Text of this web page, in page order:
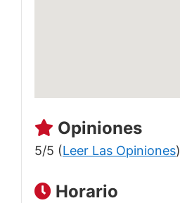
Opiniones
5/5 (Leer Las Opiniones)
Horario